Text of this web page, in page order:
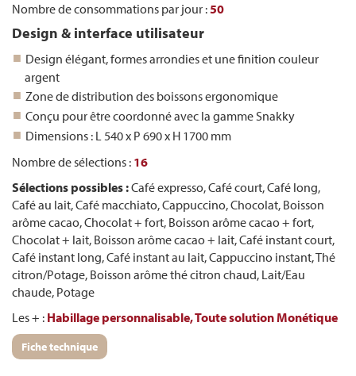
Nombre de consommations par jour :50
Design & interface utilisateur
Design élégant, formes arrondies et une finition couleur
argent
Zone de distribution des boissons ergonomique
Conçu pour être coordonné avec la gamme Snakky
Dimensions : L 540 x P 690 x H 1700 mm
Nombre de sélections : 16
Sélections possibles :Café expresso, Café court, Café long,
Café au lait, Café macchiato, Cappuccino, Chocolat, Boisson
arôme cacao, Chocolat + fort, Boisson arôme cacao + fort,
Chocolat + lait, Boisson arôme cacao + lait, Café instant court,
Café instant long, Café instant au lait, Cappuccino instant, Thé
citron/Potage, Boisson arôme thé citron chaud, Lait/Eau
chaude, Potage
Les + : Habillage personnalisable,Toute solution Monétique
Fiche technique